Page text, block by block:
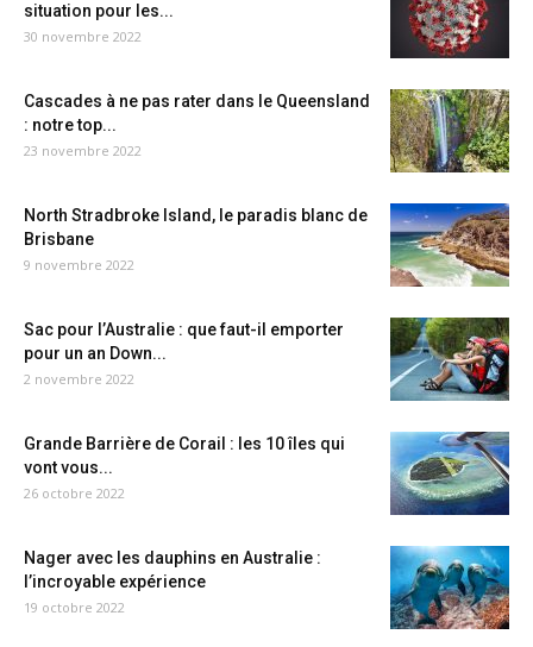
situation pour les...
30 novembre 2022
Cascades à ne pas rater dans le Queensland
: notre top...
23 novembre 2022
North Stradbroke Island, le paradis blanc de
Brisbane
9 novembre 2022
Sac pour l’Australie : que faut-il emporter
pour un an Down...
2 novembre 2022
Grande Barrière de Corail : les 10 îles qui
vont vous...
26 octobre 2022
Nager avec les dauphins en Australie :
l’incroyable expérience
19 octobre 2022